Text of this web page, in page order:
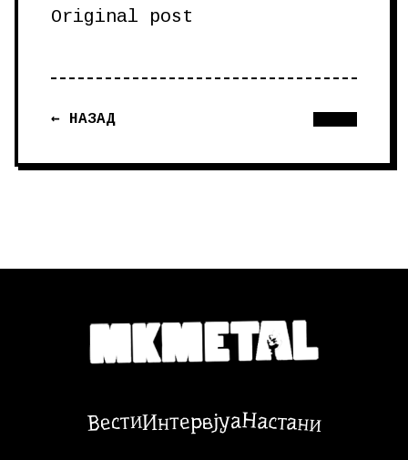
Original post
← НАЗАД
ВестиИнтервјуаНастани